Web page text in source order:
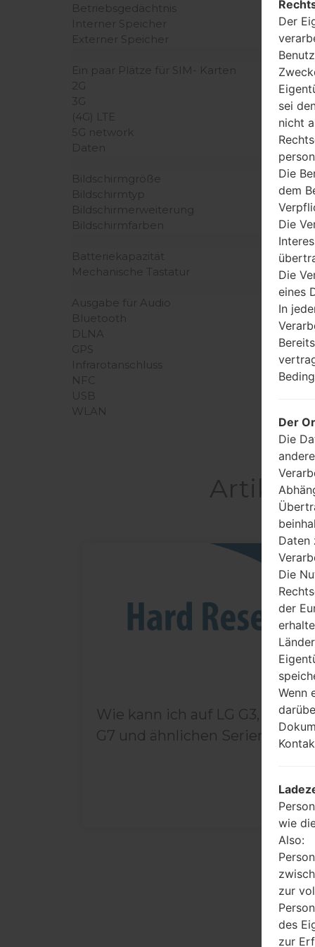
Betriebsgedächtnis
Interner Speicher
Externer Speicher
Ein paar Plätze für SIM- Karten
2G
3G
(4G) LTE
5G network
Daten
Bildschirmgröße
Bildschirmtyp
Bildschirmerweiterung
Bildschirmfarben
Batteriekapazität
Mechanische Tastatur
Ausgabe für Audio
Bluetooth
DLNA
GPS
Infrarotanschluss
NFC
USB
WLAN
Artikel
05
MAI
Wie kann ich auf LG G3, G4, G5,
G7 und ähnlichen Serien...
Der
sei
nicht
Die
dem
Die
Die
eines
In
Der
Die
Daten
Die
der
Wenn
wie
Also:
zur
des
zur